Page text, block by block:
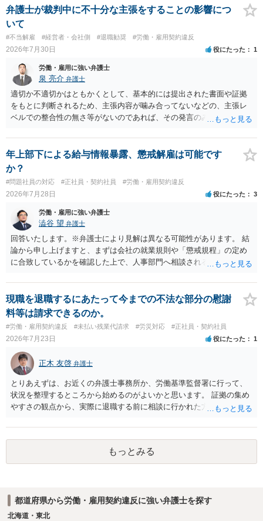
をお勧めします。 ・事務所側の解除でも、解除理由によってはタレン
ト側に損害賠償が発生する建付けになっていることはあります。ただ
し、事務所側が一方的に解除したのにタレントへ違約金を課す設計
は、合理性や対価性を欠くとして争いやすいです。逆に、タレント側
の重大な契約違反がある場合は、実損害の範囲で請求される可能性は
あります。
弁護士が裁判中に不十分な主張をすることの影響につ
いて
#不当解雇 #経営者・会社側 #退職勧奨 #労働・雇用契約違反
2026年7月30日 役にたった 1
労働・雇用に強い弁護士
泉 亮介 弁護士
適切か不適切かはともかくとして、基本的には提出された書面や証拠
をもとに判断されるため、主張内容が噛み合ってないなどの、主張レ
ベルでの整合性の無さ等がないのであれば、その発言のみで大きく不
年上部下による給与情報暴露、懲戒解雇は可能です
か？
#問題社員の対応 #正社員・契約社員 #労働・雇用契約違反
2026年7月28日 役にたった 3
労働・雇用に強い弁護士
澁谷 望 弁護士
回答いたします。※弁護士により見解は異なる可能性があります。 結
論から申し上げますと、まずは会社の就業規則や「懲戒規程」の定め
に合致しているかを確認した上で、人事部門へ相談されることが最優
ものの、重い懲戒処分の対象には十分なり得ます。 名誉や評価の回復
については、会社側に「部下の不正行為による情報漏洩」と正式に認
定させ、誤認した他部署への適切なフォローや周知を求めるのが有効
です。 あるいは、懲戒があったことを社内で周知される手続があるの
ならば、それにより軽微ながら回復はできるかもしれません。 さらに
個人としても、相手に対してプライバシー侵害等に基づく損害賠償
（慰謝料）を請求する選択肢がありえます（ただし、金額は多額にな
らない可能性があります。）。
現職を退職するにあたって今までの不法な部分の慰謝
料等は請求できるのか。
#労働・雇用契約違反 #未払い残業代請求 #労災対応 #正社員・契約社員
2026年7月23日 役にたった 1
正木 友啓 弁護士
とりあえずは、お近くの弁護士事務所か、労働基準監督署に行って、
状況を整理するところから始めるのがよいかと思います。 証拠の集め
やすさの観点から、実際に退職する前に相談に行かれた方がよいかと
もっとみる
都道府県から労働・雇用契約違反に強い弁護士を探す
北海道・東北